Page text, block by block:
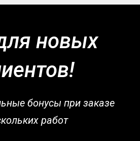
новых
бонусы при заказе
работ